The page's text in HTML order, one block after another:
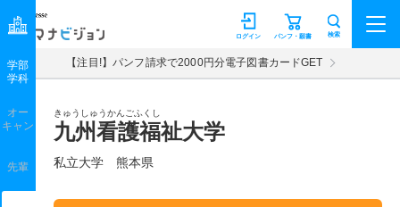
マナビジョン パンフ・願書
ログイン 検索
【注目!】パンフ請求で2000円分電子図書カードGET
きゅうしゅうかんごふくし
九州看護福祉大学
私立大学 熊本県
学部
学科
オー
キャン
先輩